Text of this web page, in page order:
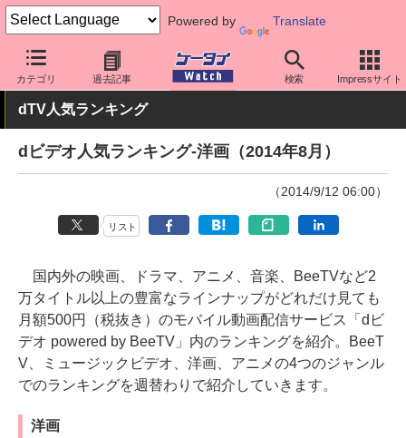
Powered by Translate
カテゴリ 過去記事 検索 Impressサイト
ケータイ Watch 業界動向 調査
dTV人気ランキング
dビデオ人気ランキング-洋画（2014年8月）
（2014/9/12 06:00）
リスト
国内外の映画、ドラマ、アニメ、音楽、BeeTVなど2
万タイトル以上の豊富なラインナップがどれだけ見ても
月額500円（税抜き）のモバイル動画配信サービス「dビ
デオ powered by BeeTV」内のランキングを紹介。BeeT
V、ミュージックビデオ、洋画、アニメの4つのジャンル
でのランキングを週替わりで紹介していきます。
洋画